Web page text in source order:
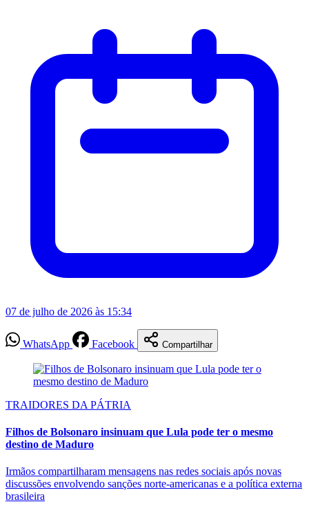
07 de julho de 2026 às 15:34
WhatsApp Facebook Compartilhar
TRAIDORES DA PÁTRIA
Filhos de Bolsonaro insinuam que Lula pode ter o mesmo
destino de Maduro
Irmãos compartilharam mensagens nas redes sociais após novas
discussões envolvendo sanções norte-americanas e a política externa
brasileira